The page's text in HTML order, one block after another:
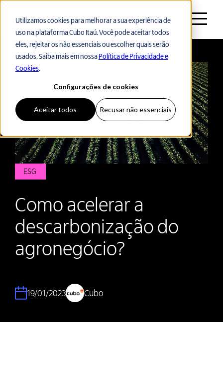
Utilizamos cookies para melhorar a sua experiência de
uso na plataforma Cubo Itaú. Você pode aceitar todos
eles, rejeitar os não essenciais ou escolher quais serão
usados. Saiba mais em nossa Política de Privacidade e
Cookies.
Configurações de cookies
Aceitar todos Recusar não essenciais
Voltar ao início
ESG
Como acelerar a
descarbonização do
agronegócio?
19/01/2023 Cubo